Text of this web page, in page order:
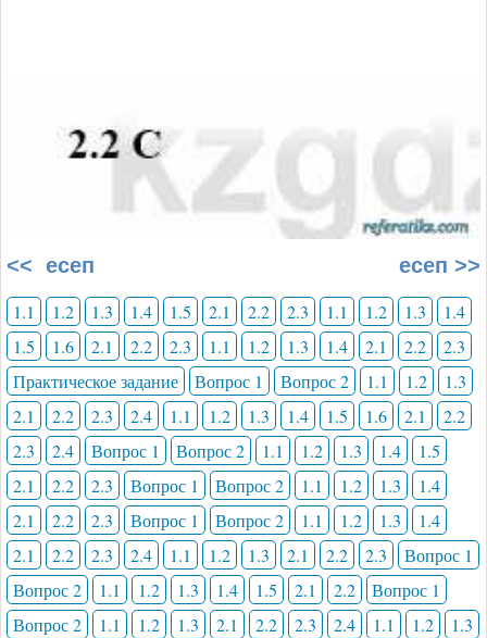
<< есеп есеп >>
1.1 1.2 1.3 1.4 1.5 2.1 2.2 2.3 1.1 1.2 1.3
1.4
1.5
1.6 2.1 2.2 2.3 1.1 1.2 1.3 1.4 2.1 2.2
2.3
Практическое задание
Вопрос 1 Вопрос 2 1.1 1.2
1.3
2.1
2.2 2.3 2.4 1.1 1.2 1.3 1.4 1.5 1.6 2.1
2.2
2.3
2.4 Вопрос 1 Вопрос 2 1.1 1.2 1.3 1.4
1.5
2.1
2.2 2.3 Вопрос 1 Вопрос 2 1.1 1.2 1.3
1.4
2.1
2.2 2.3 Вопрос 1 Вопрос 2 1.1 1.2 1.3
1.4
2.1
2.2 2.3 2.4 1.1 1.2 1.3 2.1 2.2 2.3
Вопрос 1
Вопрос 2
1.1 1.2 1.3 1.4 1.5 2.1 2.2
Вопрос 1
Вопрос 2
1.1 1.2 1.3 2.1 2.2 2.3 2.4 1.1 1.2
1.3